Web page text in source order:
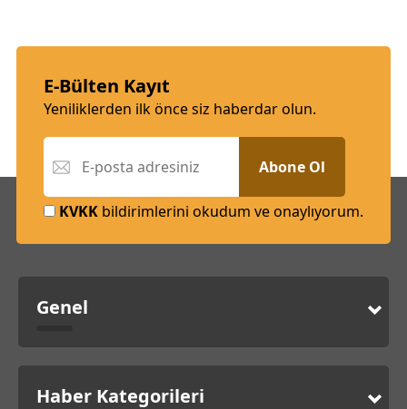
E-Bülten Kayıt
Yeniliklerden ilk önce siz haberdar olun.
Abone Ol
KVKK bildirimlerini okudum ve onaylıyorum.
Genel
Haber Kategorileri